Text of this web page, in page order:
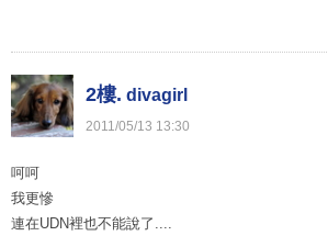
2樓. divagirl
2011/05/13 13:30
呵呵
我更慘
連在UDN裡也不能說了....